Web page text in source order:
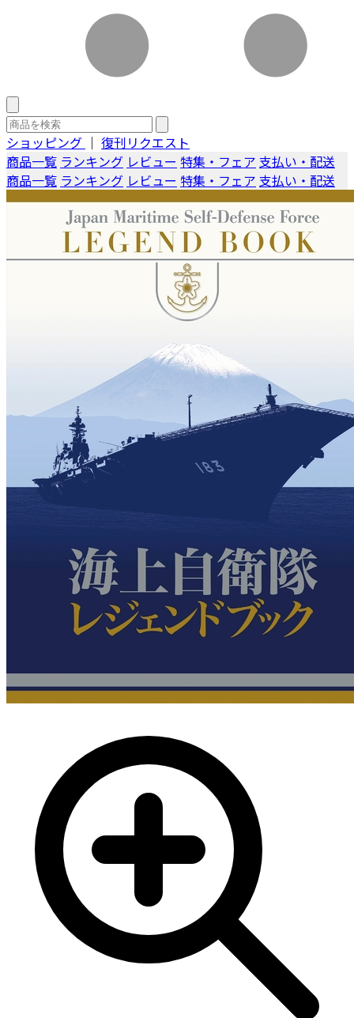
ショッピング ｜ 復刊リクエスト
商品一覧 ランキング レビュー 特集・フェア 支払い・配送
商品一覧 ランキング レビュー 特集・フェア 支払い・配送